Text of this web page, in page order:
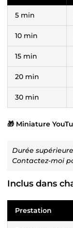
5 min
10 min
15 min
20 min
30 min
🎁 Miniature
Durée
Contactez-moi
Inclus dans
Prestation